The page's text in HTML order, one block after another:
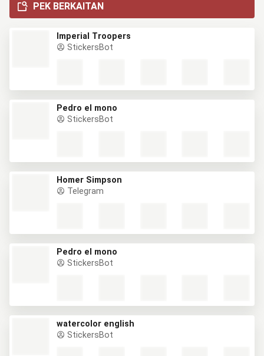
PEK BERKAITAN
Imperial Troopers
StickersBot
Pedro el mono
StickersBot
Homer Simpson
Telegram
Pedro el mono
StickersBot
watercolor english
StickersBot